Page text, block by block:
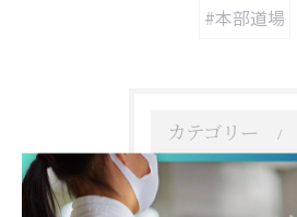
#本部道場
カテゴリー